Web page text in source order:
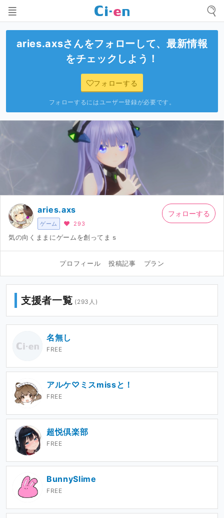
aries.axsさんをフォローして、最新情報
をチェックしよう！
フォローする
フォローするにはユーザー登録が必要です。
ゲーム
aries.axs
293
気の向くままにゲームを創ってまｓ
フォローする
プロフィール 投稿記事 プラン
支援者一覧 (293人)
名無し
FREE
アルケ♡ミスmissと！
FREE
超悦倶楽部
FREE
BunnySlime
FREE